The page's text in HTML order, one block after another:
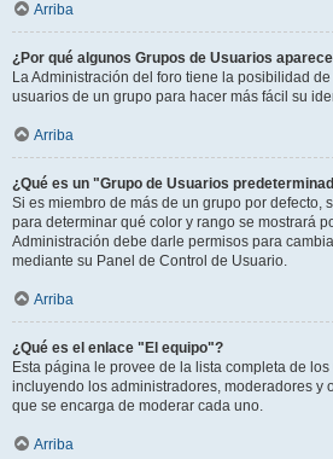
Arriba
¿Por qué algunos Grupos de Usuarios
La Administración del foro tiene la posibilidad
usuarios de un grupo para hacer más fácil su
Arriba
¿Qué es un "Grupo de Usuarios
Si es miembro de más de un grupo por defecto,
para determinar qué color y rango se mostrará
Administración debe darle permisos para
mediante su Panel de Control de Usuario.
Arriba
¿Qué es el enlace "El equipo"?
Esta página le provee de la lista completa de
incluyendo los administradores, moderadores y
que se encarga de moderar cada uno.
Arriba